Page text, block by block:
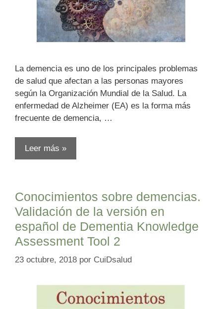
La demencia es uno de los principales problemas
de salud que afectan a las personas mayores
según la Organización Mundial de la Salud. La
enfermedad de Alzheimer (EA) es la forma más
frecuente de demencia, …
Leer más »
Conocimientos sobre demencias.
Validación de la versión en
español de Dementia Knowledge
Assessment Tool 2
23 octubre, 2018 por CuiDsalud